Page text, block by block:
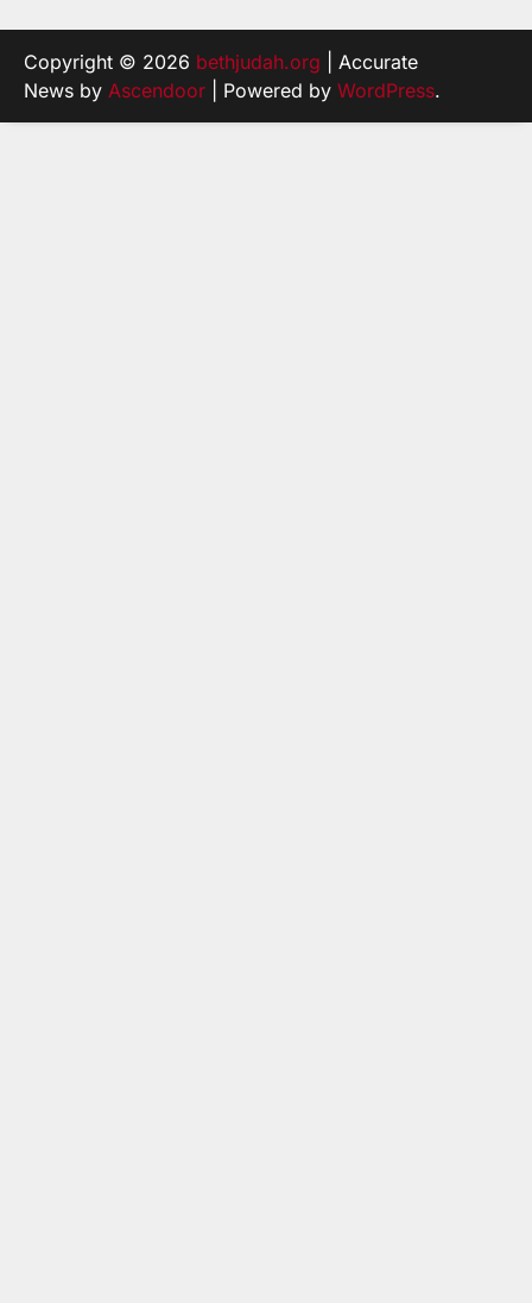
Copyright © 2026 bethjudah.org | Accurate
News by Ascendoor | Powered by WordPress.